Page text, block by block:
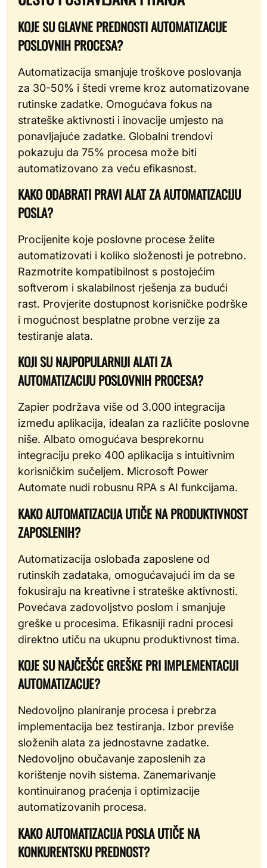
KOJE SU GLAVNE PREDNOSTI AUTOMATIZACIJE
POSLOVNIH PROCESA?
Automatizacija smanjuje troškove poslovanja
za 30-50% i štedi vreme kroz automatizovane
rutinske zadatke. Omogućava fokus na
strateške aktivnosti i inovacije umjesto na
ponavljajuće zadatke. Globalni trendovi
pokazuju da 75% procesa može biti
automatizovano za veću efikasnost.
KAKO ODABRATI PRAVI ALAT ZA AUTOMATIZACIJU
POSLA?
Procijenite koje poslovne procese želite
automatizovati i koliko složenosti je potrebno.
Razmotrite kompatibilnost s postojećim
softverom i skalabilnost rješenja za budući
rast. Provjerite dostupnost korisničke podrške
i mogućnost besplatne probne verzije za
testiranje alata.
KOJI SU NAJPOPULARNIJI ALATI ZA
AUTOMATIZACIJU POSLOVNIH PROCESA?
Zapier podržava više od 3.000 integracija
između aplikacija, idealan za različite poslovne
niše. Albato omogućava besprekornu
integraciju preko 400 aplikacija s intuitivnim
korisničkim sučeljem. Microsoft Power
Automate nudi robusnu RPA s AI funkcijama.
KAKO AUTOMATIZACIJA UTIČE NA PRODUKTIVNOST
ZAPOSLENIH?
Automatizacija oslobađa zaposlene od
rutinskih zadataka, omogućavajući im da se
fokusiraju na kreativne i strateške aktivnosti.
Povećava zadovoljstvo poslom i smanjuje
greške u procesima. Efikasniji radni procesi
direktno utiču na ukupnu produktivnost tima.
KOJE SU NAJČEŠĆE GREŠKE PRI IMPLEMENTACIJI
AUTOMATIZACIJE?
Nedovoljno planiranje procesa i prebrza
implementacija bez testiranja. Izbor previše
složenih alata za jednostavne zadatke.
Nedovoljno obučavanje zaposlenih za
korištenje novih sistema. Zanemarivanje
kontinuiranog praćenja i optimizacije
automatizovanih procesa.
KAKO AUTOMATIZACIJA POSLA UTIČE NA
KONKURENTSKU PREDNOST?